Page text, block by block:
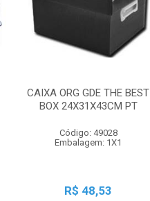
CAIXA ORG GDE THE BEST
BOX 24X31X43CM PT
Código: 49028
Embalagem: 1X1
R$ 48,53